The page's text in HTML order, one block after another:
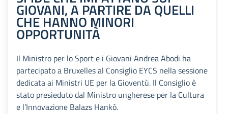
GIOVANI, A PARTIRE DA QUELLI
CHE HANNO MINORI
OPPORTUNITÀ
Il Ministro per lo Sport e i Giovani Andrea Abodi ha
partecipato a Bruxelles al Consiglio EYCS nella sessione
dedicata ai Ministri UE per la Gioventù. Il Consiglio è
stato presieduto dal Ministro ungherese per la Cultura
e l’Innovazione Balazs Hankò.